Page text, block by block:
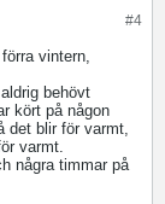
#4
vintern,
behövt
kört på någon
det blir för varmt,
varmt.
några timmar på